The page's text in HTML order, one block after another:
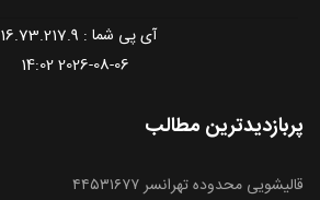
آی پی شما : 216.73.217.9
2026-08-06 14:02
پربازدیدترین مطالب
قالیشویی محدوده تهرانسر ۴۴۵۳۱۶۷۷